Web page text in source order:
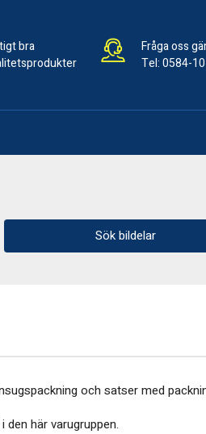
bra
Fråga oss
Tel:0584-
Sök bildelar
och satser med
här varugruppen.